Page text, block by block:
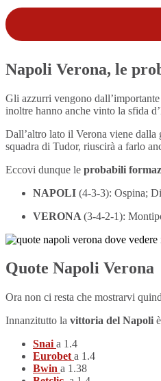
Napoli Verona, le
Gli azzurri vengono
inoltre hanno anche vinto la sfida
Dall’altro lato il Verona viene dalla
squadra di Tudor, riuscirà a farlo
Eccovi dunque le probabili
NAPOLI (4-3-3): Ospina;
VERONA (3-4-2-1):
Quote Napoli Verona
Ora non ci resta che mostrarvi
Innanzitutto la vittoria del Napoli
Snai a 1.4
Eurobet a 1.4
Bwin a 1.38